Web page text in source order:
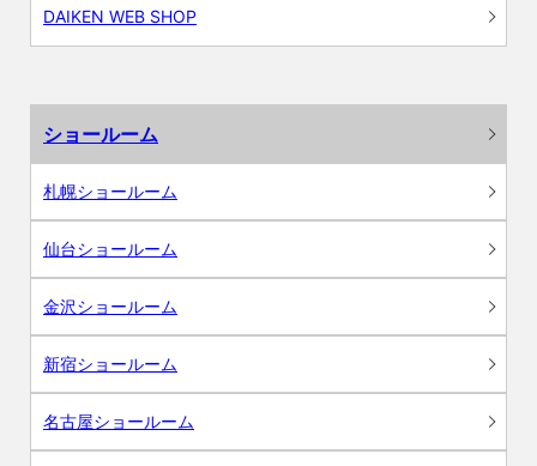
DAIKEN WEB SHOP
ショールーム
札幌ショールーム
仙台ショールーム
金沢ショールーム
新宿ショールーム
名古屋ショールーム